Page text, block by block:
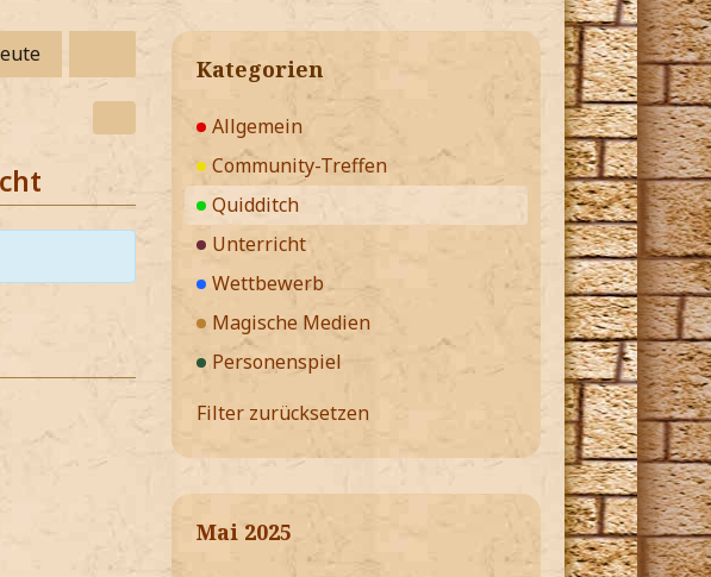
Kategorien
Allgemein
Community-Treffen
Quidditch
Unterricht
Wettbewerb
Magische Medien
Personenspiel
Filter zurücksetzen
Mai 2025